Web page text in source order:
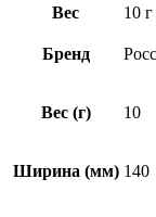
Вес 10 г
Бренд
Вес (г) 10
Ширина (мм) 140